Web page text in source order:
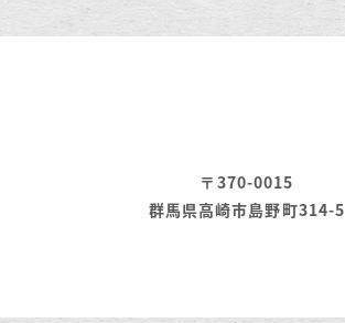
〒370-0015
群馬県高崎市島野町314-5